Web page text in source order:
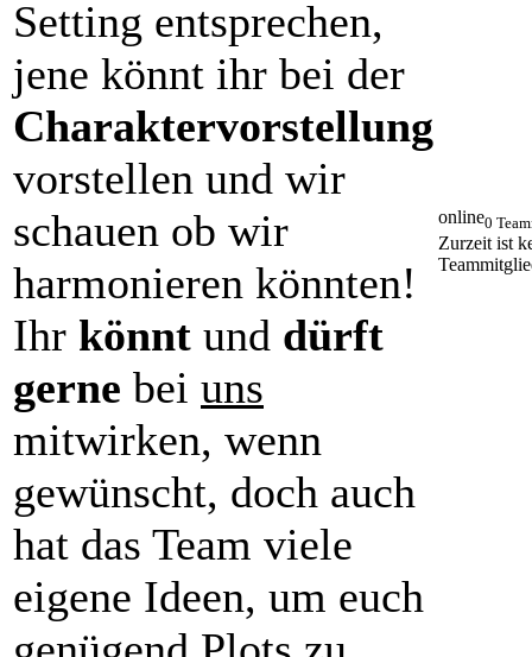
Setting entsprechen,
jene könnt ihr bei der
Charaktervorstellung
vorstellen und wir
schauen ob wir
harmonieren könnten!
Ihr könnt und dürft
gerne bei uns
mitwirken, wenn
gewünscht, doch auch
hat das Team viele
eigene Ideen, um euch
online0
Zurzeit ist